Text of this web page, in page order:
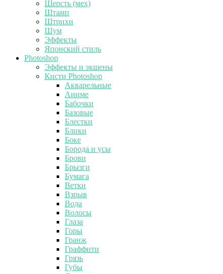
Шерсть (мех)
Штамп
Штрихи
Шум
Эффекты
Японский стиль
Photoshop
Эффекты и экшены
Кисти Photoshop
Акварельные
Аниме
Бабочки
Базовые
Блестки
Блики
Боке
Борода и усы
Брови
Брызги
Бумага
Ветки
Взрыв
Вода
Волосы
Глаза
Горы
Гранж
Граффити
Грязь
Губы